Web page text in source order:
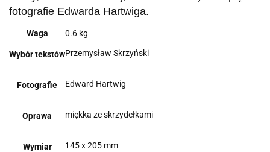
fotografie Edwarda Hartwiga.
Waga 0.6 kg
Wybór tekstówPrzemysław Skrzyński
Fotografie Edward Hartwig
Oprawa miękka ze skrzydełkami
Wymiar 145 x 205 mm